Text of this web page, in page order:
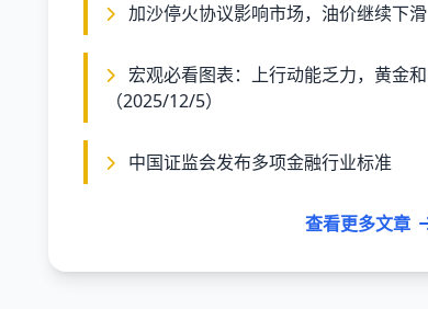
加沙停火协议影响市场，油价继续下滑
（2025/12/5）
中国证监会发布多项金融行业标准
查看更多文章